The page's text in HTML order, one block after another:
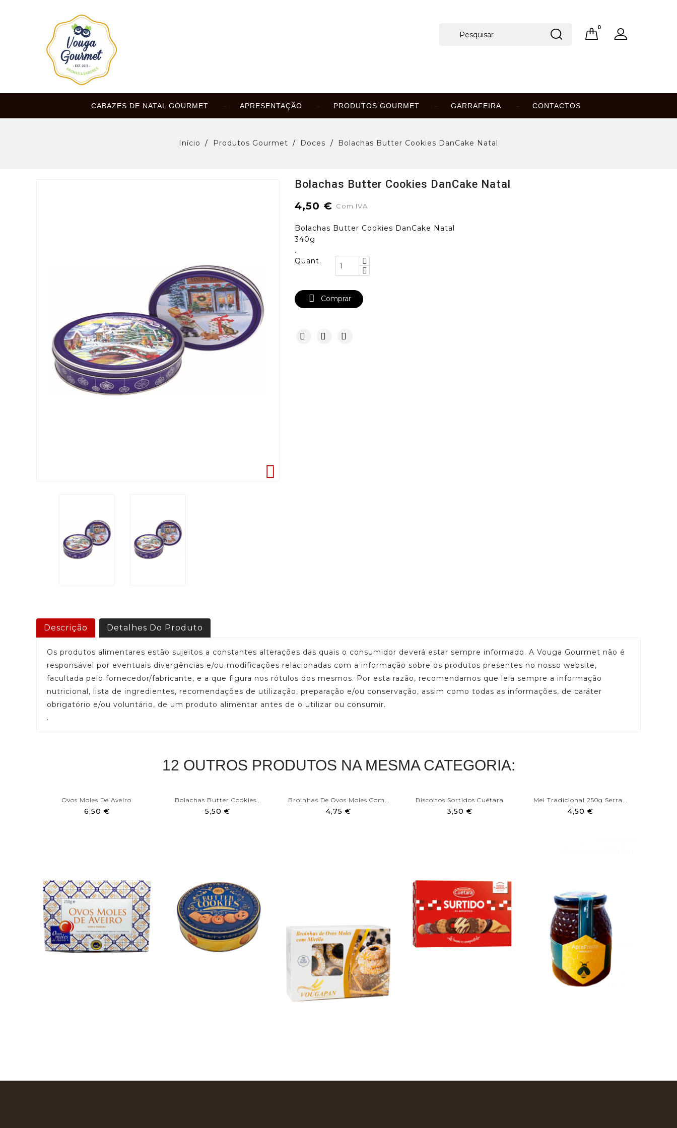
0
CABAZES DE NATAL GOURMET APRESENTAÇÃO PRODUTOS GOURMET GARRAFEIRA CONTACTOS
Início Produtos Gourmet Doces Bolachas Butter Cookies DanCake Natal

Bolachas Butter Cookies DanCake Natal
4,50 € Com IVA
Bolachas Butter Cookies DanCake Natal
340g
.
Quant.
 Comprar
Descrição Detalhes Do Produto
Os produtos alimentares estão sujeitos a constantes alterações das quais o consumidor deverá estar sempre informado. A Vouga Gourmet não é
responsável por eventuais divergências e/ou modificações relacionadas com a informação sobre os produtos presentes no nosso website,
facultada pelo fornecedor/fabricante, e a que figura nos rótulos dos mesmos. Por esta razão, recomendamos que leia sempre a informação
nutricional, lista de ingredientes, recomendações de utilização, preparação e/ou conservação, assim como todas as informações, de caráter
obrigatório e/ou voluntário, de um produto alimentar antes de o utilizar ou consumir.
.
12 OUTROS PRODUTOS NA MESMA CATEGORIA:
Ovos Moles De Aveiro
6,50 €
Bolachas Butter Cookies...
5,50 €
Broinhas De Ovos Moles Com...
4,75 €
Biscoitos Sortidos Cuétara
3,50 €
Mel Tradicional 250g Serra...
4,50 €